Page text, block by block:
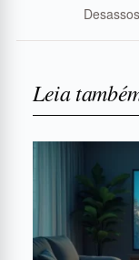
Leia